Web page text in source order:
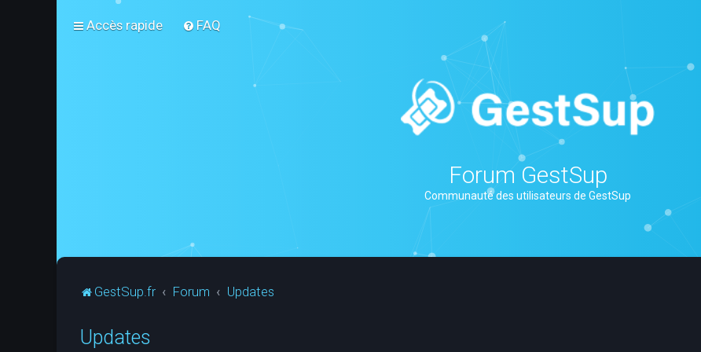
Accès rapide FAQ
Forum GestSup
Communauté des utilisateurs de GestSup
GestSup.fr Forum Updates
Updates